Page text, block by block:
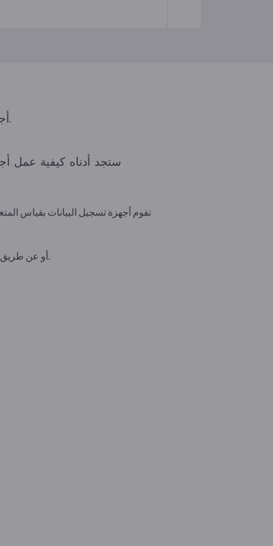
أجهزة تسجيل البيانات هي أجهزة إلكترونية تسجل البيانات تلقائياً على مدى فترة زمنية معينة.
ستجد أدناه كيفية عمل
تقوم أجهزة تسجيل البيانات بقياس